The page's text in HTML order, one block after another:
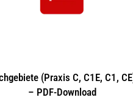
(Praxis C, C1E, C1,
– PDF-Download